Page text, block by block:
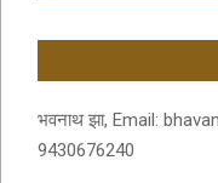
भवनाथ झा, Email:
9430676240